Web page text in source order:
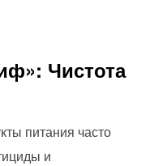
Чистота
питания часто
и